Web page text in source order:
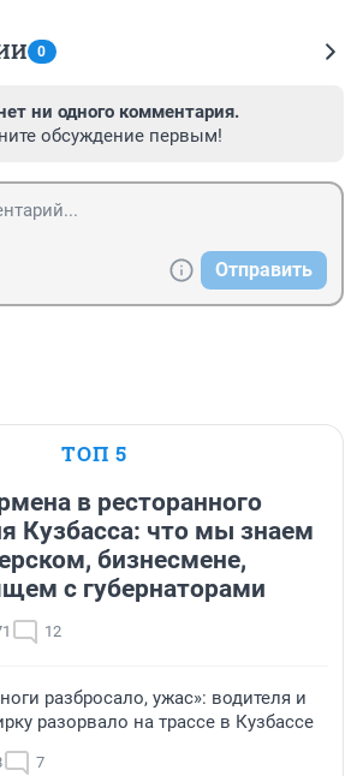
0
ни одного комментария.
обсуждение первым!
Отправить
ТОП 5
в ресторанного
Кузбасса: что мы знаем
бизнесмене,
с губернаторами
12
разбросало, ужас»: водителя и
разорвало на трассе в Кузбассе
7